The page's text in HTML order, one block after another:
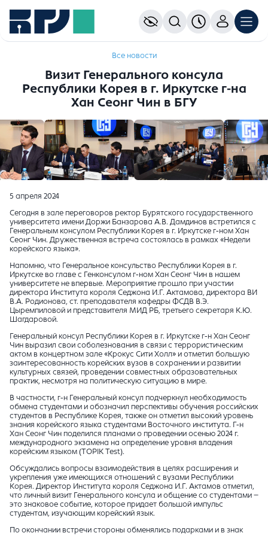
Все новости
Визит Генерального консула
Республики Корея в г. Иркутске г-на
Хан Сеонг Чин в БГУ
5 апреля 2024
Сегодня в зале переговоров ректор Бурятского государственного
университета имени Доржи Банзарова А.В. Дамдинов встретился с
Генеральным консулом Республики Корея в г. Иркутске г-ном Хан
Сеонг Чин. Дружественная встреча состоялась в рамках «Недели
корейского языка».
Напомню, что Генеральное консульство Республики Корея в г.
Иркутске во главе с Генконсулом г-ном Хан Сеонг Чин в нашем
университете не впервые. Мероприятие прошло при участии
директора Института короля Седжона И.Г. Актамова, директора ВИ
В.А. Родионова, ст. преподавателя кафедры ФСДВ В.Э.
Цыремпиловой и представителя МИД РБ, третьего секретаря К.Ю.
Шагдаровой.
Генеральный консул Республики Корея в г. Иркутске г-н Хан Сеонг
Чин выразил свои соболезнования в связи с террористическим
актом в концертном зале «Крокус Сити Холл» и отметил большую
заинтересованность корейских вузов в сохранении и развитии
культурных связей, проведении совместных образовательных
практик, несмотря на политическую ситуацию в мире.
В частности, г-н Генеральный консул подчеркнул необходимость
обмена студентами и обозначил перспективы обучения российских
студентов в Республике Корея, также он отметил высокий уровень
знания корейского языка студентами Восточного института. Г-н
Хан Сеонг Чин поделился планами о проведении осенью 2024 г.
международного экзамена на определение уровня владения
корейским языком (TOPIK Test).
Обсуждались вопросы взаимодействия в целях расширения и
укрепления уже имеющихся отношений с вузами Республики
Корея. Директор Института короля Седжона И.Г. Актамов отметил,
что личный визит Генерального консула и общение со студентами –
это знаковое событие, которое придает большой импульс
студентам, изучающим корейский язык.
По окончании встречи стороны обменялись подарками и в знак